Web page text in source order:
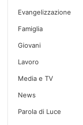
Evangelizzazione
Famiglia
Giovani
Lavoro
Media e TV
News
Parola di Luce